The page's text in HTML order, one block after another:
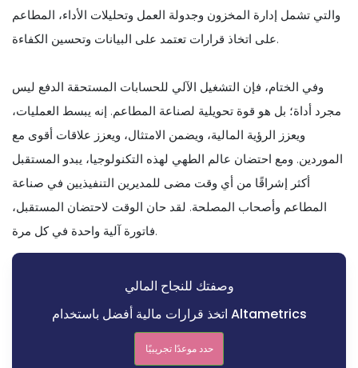
والتي تشمل إدارة المخزون وجدولة العمل وتحليلات الأداء، المطاعم
على اتخاذ قرارات تعتمد على البيانات وتحسين الكفاءة.
وفي الختام، فإن التشغيل الآلي للحسابات المستحقة الدفع ليس
مجرد أداة؛ بل هو قوة تحويلية لصناعة المطاعم. إنه يبسط العمليات،
ويعزز الرؤية المالية، ويضمن الامتثال، ويعزز علاقات أقوى مع
الموردين. ومع احتضان عالم الطهي لهذه التكنولوجيا، يبدو المستقبل
أكثر إشراقًا من أي وقت مضى للمديرين التنفيذيين في صناعة
المطاعم وأصحاب المصلحة. لقد حان الوقت لاحتضان المستقبل،
فاتورة آلية واحدة في كل مرة.
وصفتك للنجاح المالي
اتخذ قرارات مالية أفضل باستخدام Altametrics
حدد موعدًا تجريبيًا